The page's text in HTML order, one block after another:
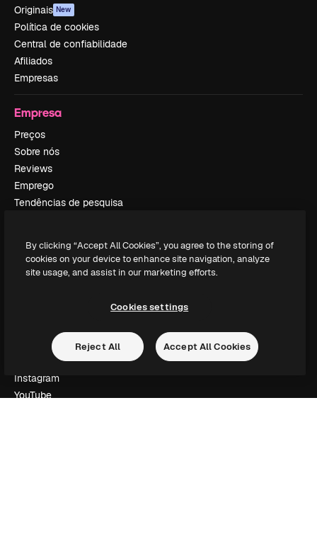
Originais New
Política de cookies
Central de confiabilidade
Afiliados
Empresas
Empresa
Preços
Sobre nós
Reviews
Emprego
Tendências de pesquisa
Slidesgo
Vender conteúdo
Procurando por magnific.ai?
Siga-nos
Suporte ao cliente
Instagram
YouTube
By clicking “Accept All Cookies”, you agree to the storing of
cookies on your device to enhance site navigation, analyze
site usage, and assist in our marketing efforts.
Cookies settings
Reject All Accept All Cookies